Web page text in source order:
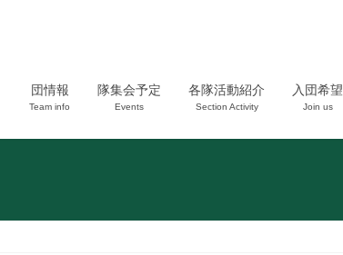
団情報
Team info
隊集会予定
Events
各隊活動紹介
Section Activity
入団希望
Join us